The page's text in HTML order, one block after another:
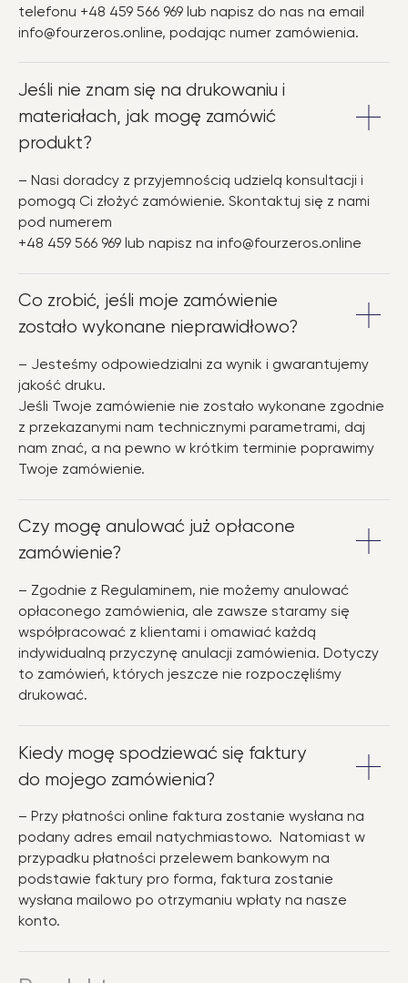
telefonu +48 459 566 969 lub napisz do nas na email
info@fourzeros.online, podając numer zamówienia.
Jeśli nie znam się na drukowaniu i
materiałach, jak mogę zamówić
produkt?
– Nasi doradcy z przyjemnością udzielą konsultacji i
pomogą Ci złożyć zamówienie. Skontaktuj się z nami
pod numerem
+48 459 566 969 lub napisz na info@fourzeros.online
Co zrobić, jeśli moje zamówienie
zostało wykonane nieprawidłowo?
– Jesteśmy odpowiedzialni za wynik i gwarantujemy
jakość druku.
Jeśli Twoje zamówienie nie zostało wykonane zgodnie
z przekazanymi nam technicznymi parametrami, daj
nam znać, a na pewno w krótkim terminie poprawimy
Twoje zamówienie.
Czy mogę anulować już opłacone
zamówienie?
– Zgodnie z Regulaminem, nie możemy anulować
opłaconego zamówienia, ale zawsze staramy się
współpracować z klientami i omawiać każdą
indywidualną przyczynę anulacji zamówienia. Dotyczy
to zamówień, których jeszcze nie rozpoczęliśmy
drukować.
Kiedy mogę spodziewać się faktury
do mojego zamówienia?
– Przy płatności online faktura zostanie wysłana na
podany adres email natychmiastowo. Natomiast w
przypadku płatności przelewem bankowym na
podstawie faktury pro forma, faktura zostanie
wysłana mailowo po otrzymaniu wpłaty na nasze
konto.